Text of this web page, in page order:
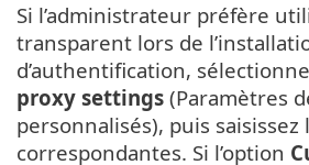
Si l’administrateur préfère
transparent lors de
d’authentification,
proxy settings (Paramètres
personnalisés), puis saisissez
correspondantes. Si l’option